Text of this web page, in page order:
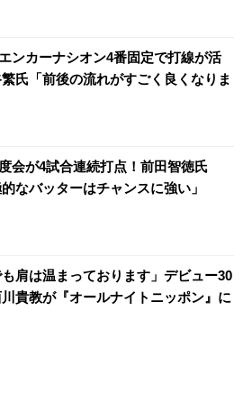
ンカーナシオン4番固定で打線が活
氏「前後の流れがすごく良くなりま
会が4試合連続打点！前田智徳氏
的なバッターはチャンスに強い」
も肩は温まっております」デビュー30
貴教が『オールナイトニッポン』に